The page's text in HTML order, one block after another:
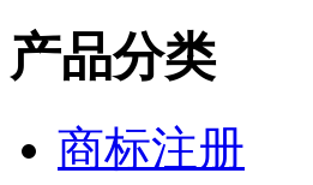
产品分类
商标注册